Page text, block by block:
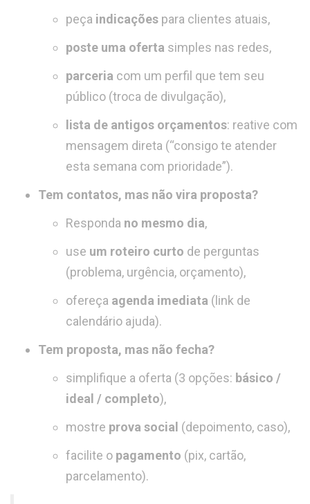
peça indicações para clientes atuais,
poste uma oferta simples nas redes,
parceria com um perfil que tem seu
público (troca de divulgação),
lista de antigos orçamentos: reative com
mensagem direta (“consigo te atender
esta semana com prioridade”).
Tem contatos, mas não vira proposta?
Responda no mesmo dia,
use um roteiro curto de perguntas
(problema, urgência, orçamento),
ofereça agenda imediata (link de
calendário ajuda).
Tem proposta, mas não fecha?
simplifique a oferta (3 opções: básico /
ideal / completo),
mostre prova social (depoimento, caso),
facilite o pagamento (pix, cartão,
parcelamento).